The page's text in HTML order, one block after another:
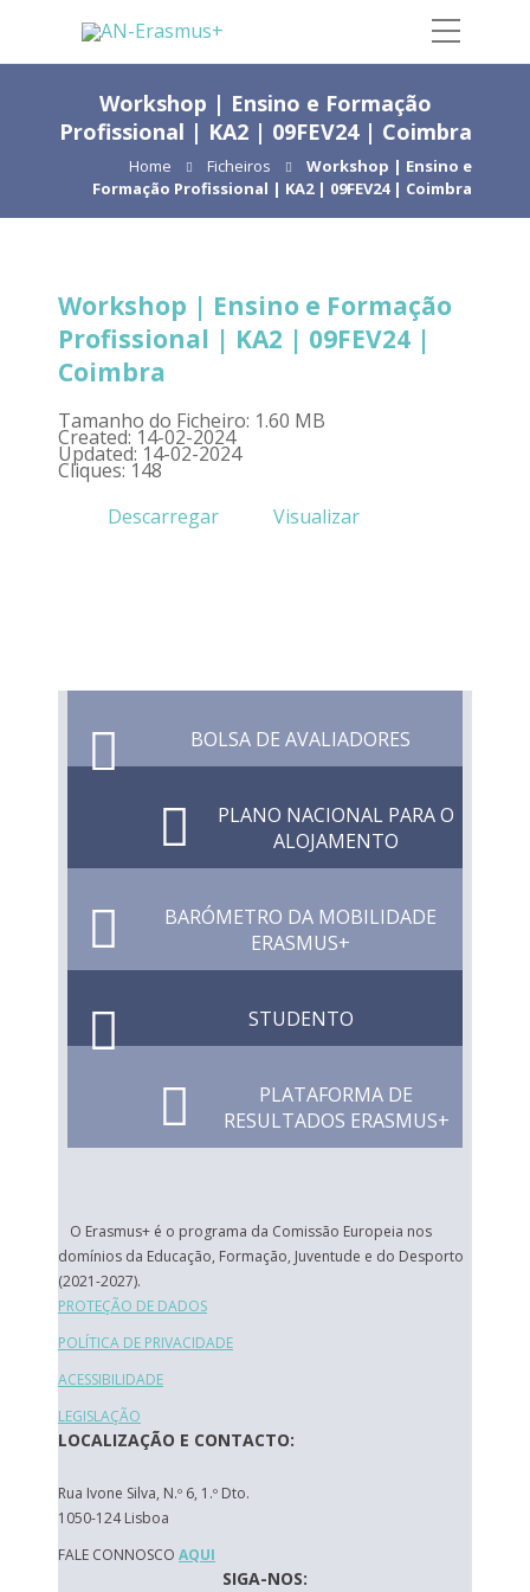
Workshop | Ensino e Formação
Profissional | KA2 | 09FEV24 | Coimbra
Home Ficheiros
Workshop | Ensino e
Formação Profissional | KA2 | 09FEV24 | Coimbra
Workshop | Ensino e Formação
Profissional | KA2 | 09FEV24 |
Coimbra
Tamanho do Ficheiro: 1.60 MB
Created: 14-02-2024
Updated: 14-02-2024
Cliques: 148
Descarregar
Visualizar
BOLSA DE AVALIADORES
PLANO NACIONAL PARA O
ALOJAMENTO
BARÓMETRO DA MOBILIDADE
ERASMUS+
STUDENTO
PLATAFORMA DE
RESULTADOS ERASMUS+
O Erasmus+ é o programa da Comissão Europeia nos
domínios da Educação, Formação, Juventude e do Desporto
(2021-2027).
PROTEÇÃO DE DADOS
POLÍTICA DE PRIVACIDADE
ACESSIBILIDADE
LEGISLAÇÃO
LOCALIZAÇÃO E CONTACTO:
Rua Ivone Silva, N.º 6, 1.º Dto.
1050-124 Lisboa
FALE CONNOSCO AQUI
SIGA-NOS: